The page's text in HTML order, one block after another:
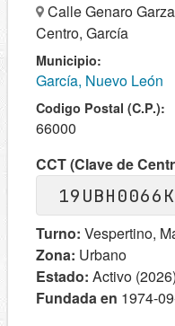
Calle Genaro
Centro, García
Municipio:
García, Nuevo León
Codigo Postal (C.P.):
66000
CCT (Clave de
19UBH0066K
Turno: Vespertino,
Zona: Urbano
Estado: Activo (2026)
Fundada en 1974-